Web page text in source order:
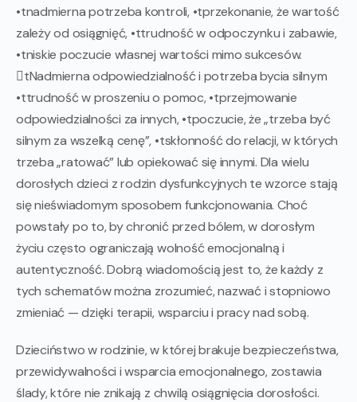
•tnadmierna potrzeba kontroli, •tprzekonanie, że wartość
zależy od osiągnięć, •ttrudność w odpoczynku i zabawie,
•tniskie poczucie własnej wartości mimo sukcesów.
tNadmierna odpowiedzialność i potrzeba bycia silnym
•ttrudność w proszeniu o pomoc, •tprzejmowanie
odpowiedzialności za innych, •tpoczucie, że „trzeba być
silnym za wszelką cenę”, •tskłonność do relacji, w których
trzeba „ratować” lub opiekować się innymi. Dla wielu
dorosłych dzieci z rodzin dysfunkcyjnych te wzorce stają
się nieświadomym sposobem funkcjonowania. Choć
powstały po to, by chronić przed bólem, w dorosłym
życiu często ograniczają wolność emocjonalną i
autentyczność. Dobrą wiadomością jest to, że każdy z
tych schematów można zrozumieć, nazwać i stopniowo
zmieniać — dzięki terapii, wsparciu i pracy nad sobą.
Dzieciństwo w rodzinie, w której brakuje bezpieczeństwa,
przewidywalności i wsparcia emocjonalnego, zostawia
ślady, które nie znikają z chwilą osiągnięcia dorosłości.